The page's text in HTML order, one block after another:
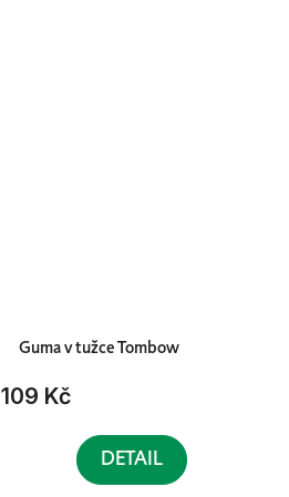
Guma v tužce Tombow
109 Kč
DETAIL